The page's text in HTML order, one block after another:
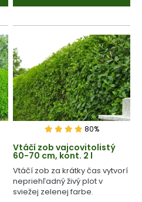
80%
Vtáčí zob vajcovitolistý
60-70 cm, kont. 2 l
Vtáčí zob za krátky čas vytvorí
nepriehľadný živý plot v
sviežej zelenej farbe.